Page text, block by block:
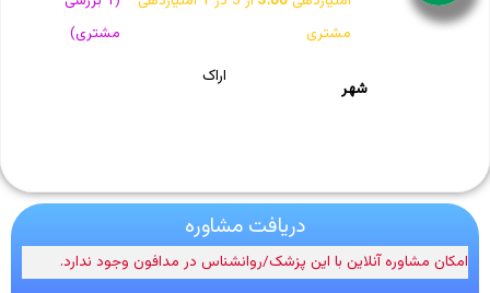
مشتری
مشتری)
شهر
اراک
دریافت مشاوره
امکان مشاوره آنلاین با این پزشک/روانشناس در مدافون وجود ندارد.